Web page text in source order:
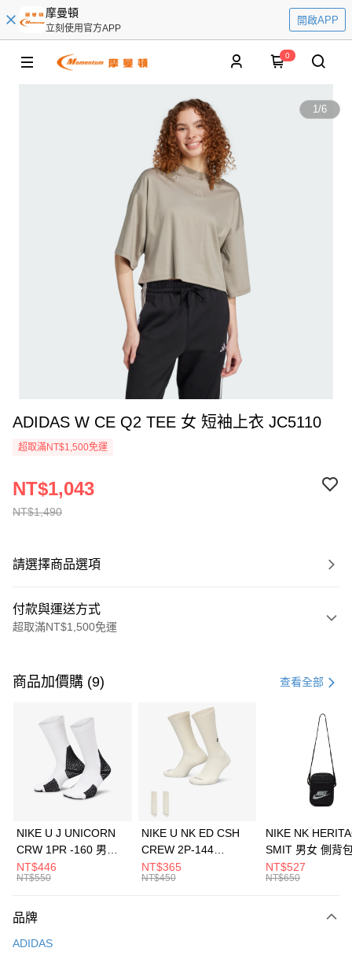
摩曼頓
立刻使用官方APP
開啟APP
0
1/6
ADIDAS W CE Q2 TEE 女 短袖上衣 JC5110
超取滿NT$1,500免運
NT$1,490
NT$1,043
請選擇商品選項
付款與運送方式
超取滿NT$1,500免運
信用卡一次付款
3 期 0 利率 每期 21家銀行
合作金庫商業銀行
第一商業銀行
華南商業銀行
彰化商業銀行
上海商業儲蓄銀行
元大商業銀行
台灣樂天信用卡公司
Apple Pay
全盈+PAY
AFTEE先享後付
【關於「AFTEE先享後付」】
便利好安心！
運送方式
商品加價購 (9) 查看全部
NIKE U J UNICORN
CRW 1PR -160 男女
中統襪 FZ3393100
NT$446
NT$550
NIKE U NK ED CSH
CREW 2P-144
EMBRDY 男女 短統襪
FZ3073133
NT$365
NT$450
NIKE NK
SMIT 男女 側背
BA5871010
NT$527
NT$650
品牌
ADIDAS